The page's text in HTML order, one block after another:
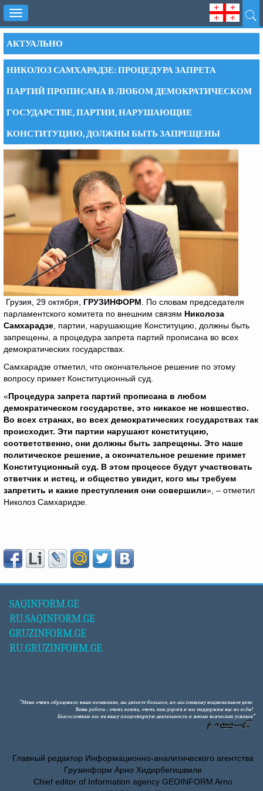
Toggle
navigation
АКТУАЛЬНО
НИКОЛОЗ САМХАРАДЗЕ: ПРОЦЕДУРА ЗАПРЕТА
ПАРТИЙ ПРОПИСАНА В ЛЮБОМ ДЕМОКРАТИЧЕСКОМ
ГОСУДАРСТВЕ, ПАРТИИ, НАРУШАЮЩИЕ
КОНСТИТУЦИЮ, ДОЛЖНЫ БЫТЬ ЗАПРЕЩЕНЫ
Грузия, 29 октября, ГРУЗИНФОРМ . По словам председателя
парламентского комитета по внешним связям Николоза
Самхарадзе , партии, нарушающие Конституцию, должны быть
запрещены, а процедура запрета партий прописана во всех
демократических государствах.
Самхарадзе отметил, что окончательное решение по этому
вопросу примет Конституционный суд.
«Процедура запрета партий прописана в любом
демократическом государстве, это никакое не новшество.
Во всех странах, во всех демократических государствах так
происходит. Эти партии нарушают конституцию,
соответственно, они должны быть запрещены. Это наше
политическое решение, а окончательное решение примет
Конституционный суд. В этом процессе будут участвовать
ответчик и истец, и общество увидит, кого мы требуем
запретить и какие преступления они совершили», – отметил
Николоз Самхаридзе.
SAQINFORM.GE
RU.SAQINFORM.GE
GRUZINFORM.GE
RU.GRUZINFORM.GE
Главный редактор Информационно-аналитического агентства
Грузинформ Арно Хидирбегишвили
Chief editor of Information agency GEOINFORM Arno